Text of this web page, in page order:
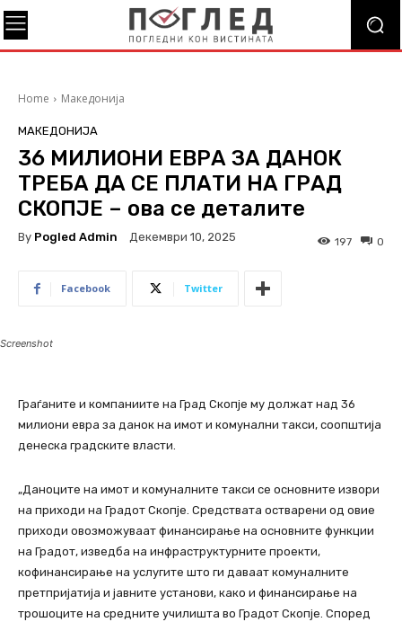
Home Македонија
МАКЕДОНИЈА
36 МИЛИОНИ ЕВРА ЗА ДАНОК
ТРЕБА ДА СЕ ПЛАТИ НА ГРАД
СКОПЈЕ – ова се деталите
By Pogled Admin Декември 10, 2025 0
197
Facebook Twitter
Screenshot
Граѓаните и компаниите на Град Скопје му должат над 36
милиони евра за данок на имот и комунални такси, соопштија
денеска градските власти.
„Даноците на имот и комуналните такси се основните извори
на приходи на Градот Скопје. Средствата остварени од овие
приходи овозможуваат финансирање на основните функции
на Градот, изведба на инфраструктурните проекти,
кофинансирање на услугите што ги даваат комуналните
претпријатија и јавните установи, како и финансирање на
трошоците на средните училишта во Градот Скопје. Според